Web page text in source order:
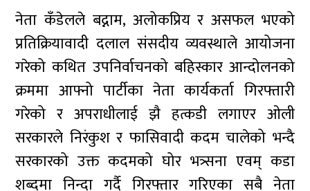
नेता कँडेलले बद्नाम, अलोकप्रिय र असफल भएको
प्रतिक्रियावादी दलाल संसदीय व्यवस्थाले आयोजना
गरेको कथित उपनिर्वाचनको बहिस्कार आन्दोलनको
क्रममा आफ्नो पार्टीका नेता कार्यकर्ता गिरफ्तारी
गरेको र अपराधीलाई झै हत्कडी लगाएर ओली
सरकारले निरंकुश र फासिवादी कदम चालेको भन्दै
सरकारको उक्त कदमको घोर भत्र्सना एवम् कडा
शब्दमा निन्दा गर्दै गिरफ्तार गरिएका सबै नेता